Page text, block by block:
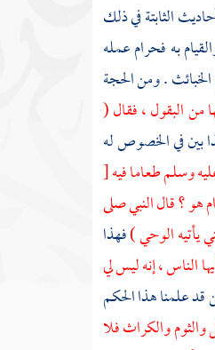
الثابتة في ذلك
به فحرام عمله
. ومن الحجة
من البقول ، فقال (
بين في الخصوص له
وسلم طعاما فيه[
هو ؟ قال النبي صلى
يأتيه الوحي )فهذا
الناس ، إنه ليس لي
علمنا هذا الحكم
والكراث فلا